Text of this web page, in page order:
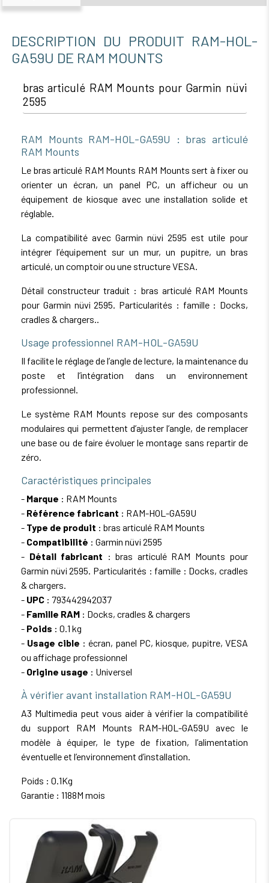
DESCRIPTION DU PRODUIT RAM-HOL-
GA59U DE RAM MOUNTS
bras articulé RAM Mounts pour Garmin nüvi
2595
RAM Mounts RAM-HOL-GA59U : bras articulé
RAM Mounts
Le bras articulé RAM Mounts RAM Mounts sert à fixer ou
orienter un écran, un panel PC, un afficheur ou un
équipement de kiosque avec une installation solide et
réglable.
La compatibilité avec Garmin nüvi 2595 est utile pour
intégrer l’équipement sur un mur, un pupitre, un bras
articulé, un comptoir ou une structure VESA.
Détail constructeur traduit : bras articulé RAM Mounts
pour Garmin nüvi 2595. Particularités : famille : Docks,
cradles & chargers..
Usage professionnel RAM-HOL-GA59U
Il facilite le réglage de l’angle de lecture, la maintenance du
poste et l’intégration dans un environnement
professionnel.
Le système RAM Mounts repose sur des composants
modulaires qui permettent d’ajuster l’angle, de remplacer
une base ou de faire évoluer le montage sans repartir de
zéro.
Caractéristiques principales
- Marque : RAM Mounts
- Référence fabricant : RAM-HOL-GA59U
- Type de produit : bras articulé RAM Mounts
- Compatibilité : Garmin nüvi 2595
- Détail fabricant : bras articulé RAM Mounts pour
Garmin nüvi 2595. Particularités : famille : Docks, cradles
& chargers.
- UPC : 793442942037
- Famille RAM : Docks, cradles & chargers
- Poids : 0.1 kg
- Usage cible : écran, panel PC, kiosque, pupitre, VESA
ou affichage professionnel
- Origine usage : Universel
À vérifier avant installation RAM-HOL-GA59U
A3 Multimedia peut vous aider à vérifier la compatibilité
du support RAM Mounts RAM-HOL-GA59U avec le
modèle à équiper, le type de fixation, l’alimentation
éventuelle et l’environnement d’installation.
Poids : 0.1Kg
Garantie : 1188M mois